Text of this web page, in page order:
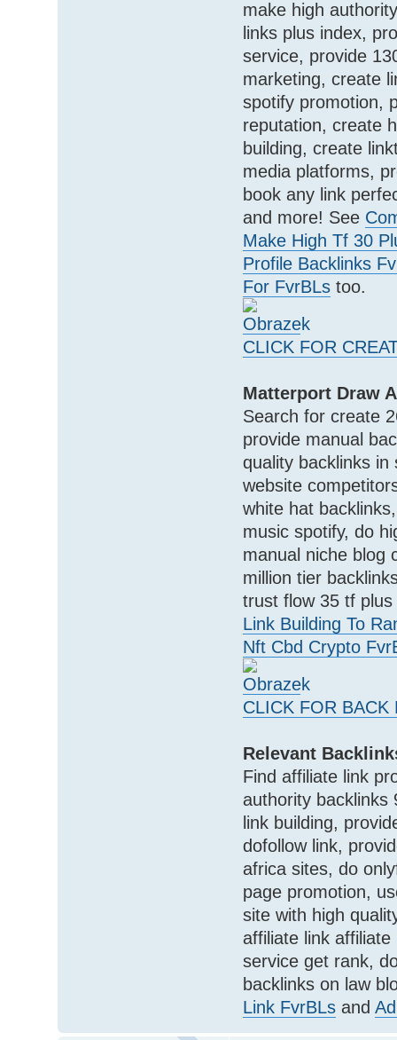
make high
links plus index,
service, provide
marketing, create
spotify promotion,
reputation, create
building, create
media platforms,
book any link
and more! See
Make High Tf 30
Profile Backlinks
For FvrBLs too.
CLICK FOR
Matterport Draw
Search for create
provide manual
quality backlinks
website
white hat
music spotify, do
manual niche blog
million tier
trust flow 35 tf
Link Building To
Nft Cbd Crypto
CLICK FOR
Relevant
Find affiliate link
authority backlinks
link building,
dofollow link,
africa sites, do
page promotion,
site with high
affiliate link
service get rank,
backlinks on law
Link FvrBLs and